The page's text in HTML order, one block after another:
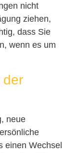
nicht
ziehen,
dass Sie
wenn es um
der
neue
einen Wechsel